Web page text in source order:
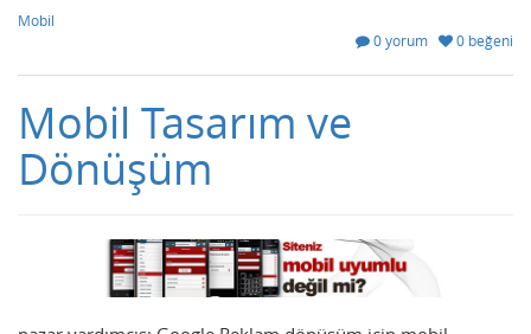
Mobil
0 yorum
0 beğeni
Mobil Tasarım ve
Dönüşüm